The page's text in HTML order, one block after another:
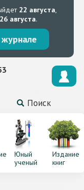
22 августа,
26 августа.
Поиск
Юный
ученый
Издание
книг